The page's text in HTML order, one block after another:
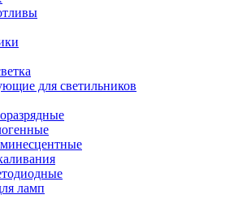
для светильников
ламп